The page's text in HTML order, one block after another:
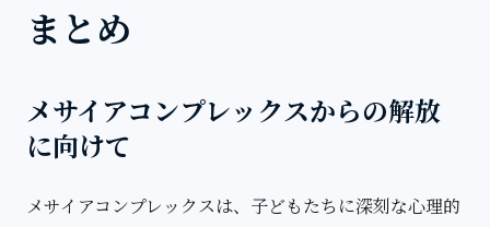
まとめ
メサイアコンプレックスからの解放
に向けて
メサイアコンプレックスは、子どもたちに深刻な心理的